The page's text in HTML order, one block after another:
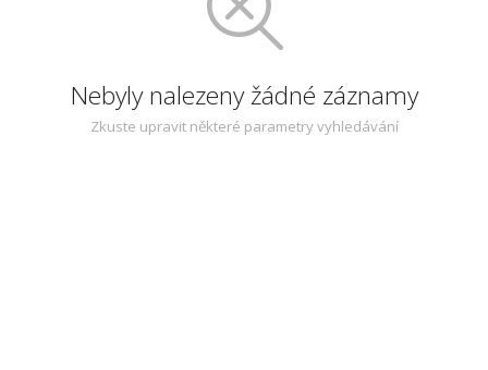
Nebyly nalezeny žádné záznamy
Zkuste upravit některé parametry vyhledávání